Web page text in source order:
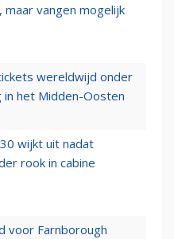
maar vangen mogelijk
wereldwijd onder
het Midden-Oosten
wijkt uit nadat
rook in cabine
voor Farnborough